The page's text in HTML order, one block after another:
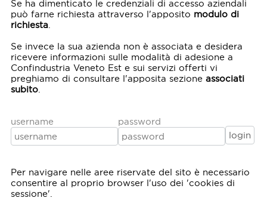
Se ha dimenticato le credenziali di accesso aziendali
può farne richiesta attraverso l'apposito modulo di
richiesta.
Se invece la sua azienda non è associata e desidera
ricevere informazioni sulle modalità di adesione a
Confindustria Veneto Est e sui servizi offerti vi
preghiamo di consultare l'apposita sezione associati
subito.
username password
Per navigare nelle aree riservate del sito è necessario
consentire al proprio browser l'uso dei 'cookies di
sessione'.